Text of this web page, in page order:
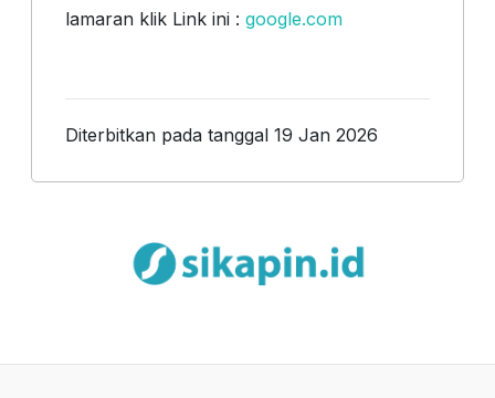
lamaran klik Link ini : google.com
Diterbitkan pada tanggal 19 Jan 2026